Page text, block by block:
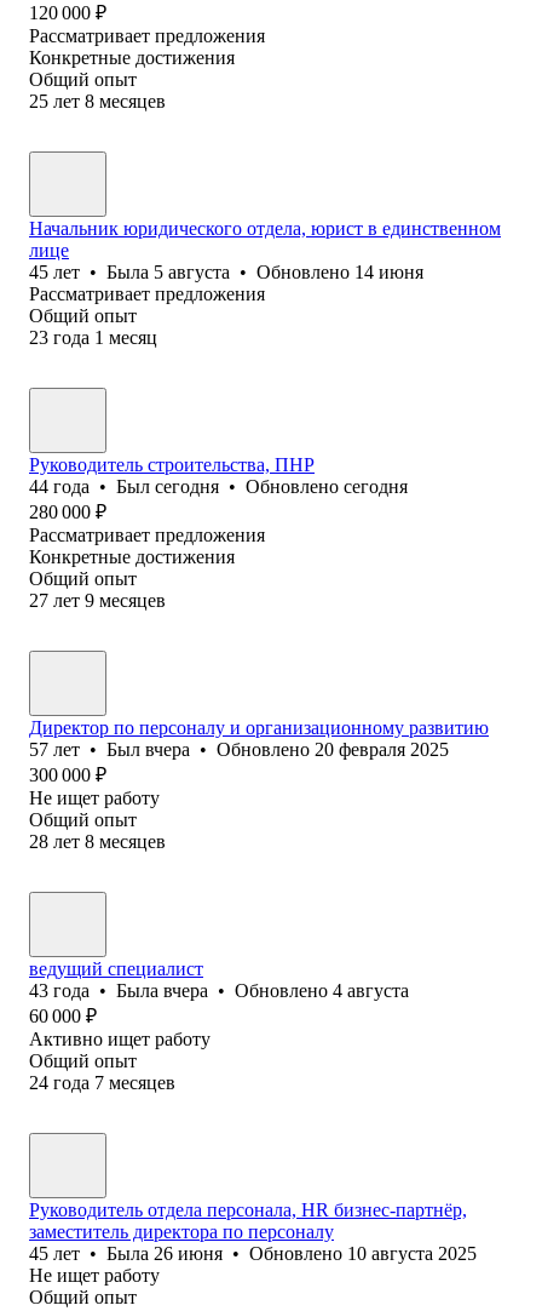
120 000 ₽
Рассматривает предложения
Конкретные достижения
Общий опыт
25 лет 8 месяцев
Начальник юридического отдела, юрист в единственном
лице
45 лет • Была 5 августа • Обновлено 14 июня
Рассматривает предложения
Общий опыт
23 года 1 месяц
Руководитель строительства, ПНР
44 года • Был сегодня • Обновлено сегодня
280 000 ₽
Рассматривает предложения
Конкретные достижения
Общий опыт
27 лет 9 месяцев
Директор по персоналу и организационному развитию
57 лет • Был вчера • Обновлено 20 февраля 2025
300 000 ₽
Не ищет работу
Общий опыт
28 лет 8 месяцев
ведущий специалист
43 года • Была вчера • Обновлено 4 августа
60 000 ₽
Активно ищет работу
Общий опыт
24 года 7 месяцев
Руководитель отдела персонала, HR бизнес-партнёр,
заместитель директора по персоналу
45 лет • Была 26 июня • Обновлено 10 августа 2025
Не ищет работу
Общий опыт